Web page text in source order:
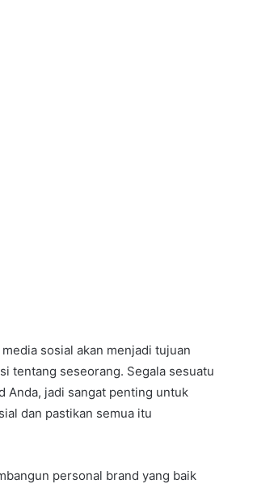
sosial akan menjadi tujuan
tentang seseorang. Segala sesuatu
Anda, jadi sangat penting untuk
dan pastikan semua itu
personal brand yang baik